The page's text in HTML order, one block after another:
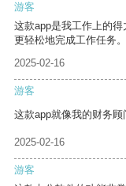
游客
这款app是我工作上的
更轻松地完成工作任务。
2025-02-16
游客
这款app就像我的财务顾
2025-02-16
游客